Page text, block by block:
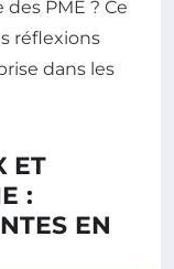
PME ? Ce
réflexions
dans les
ET
:
EN